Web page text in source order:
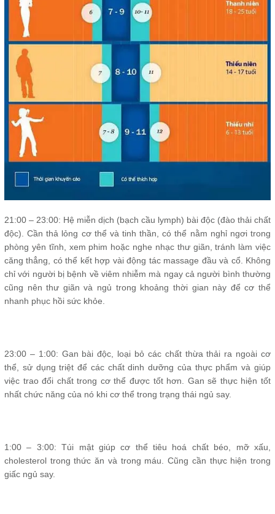
21:00 – 23:00: Hệ miễn dịch (bạch cầu lymph) bài độc (đào thải chất
độc). Cần thả lỏng cơ thể và tinh thần, có thể nằm nghỉ ngơi trong
phòng yên tĩnh, xem phim hoặc nghe nhạc thư giãn, tránh làm việc
căng thẳng, có thể kết hợp vài động tác massage đầu và cổ. Không
chỉ với người bị bệnh về viêm nhiễm mà ngay cả người bình thường
cũng nên thư giãn và ngủ trong khoảng thời gian này để cơ thể
nhanh phục hồi sức khỏe.
23:00 – 1:00: Gan bài độc, loại bỏ các chất thừa thải ra ngoài cơ
thể, sử dụng triệt để các chất dinh dưỡng của thực phẩm và giúp
việc trao đổi chất trong cơ thể được tốt hơn. Gan sẽ thực hiện tốt
nhất chức năng của nó khi cơ thể trong trạng thái ngủ say.
1:00 – 3:00: Túi mật giúp cơ thể tiêu hoá chất béo, mỡ xấu,
cholesterol trong thức ăn và trong máu. Cũng cần thực hiện trong
giấc ngủ say.